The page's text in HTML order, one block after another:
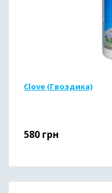
Clove (Гвоздика)
580 грн